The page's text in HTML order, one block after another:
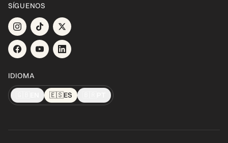
SÍGUENOS
IDIOMA
🇪🇸ES